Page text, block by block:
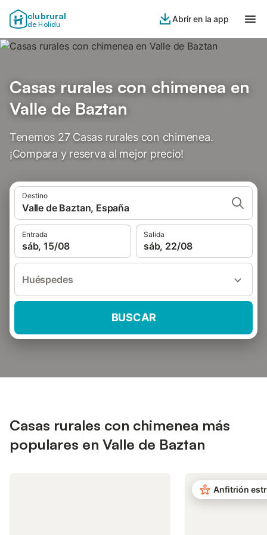
clubrural
de Holidu
Abrir en la app
Casas rurales con chimenea en
Valle de Baztan
Tenemos 27 Casas rurales con chimenea.
¡Compara y reserva al mejor precio!
Destino
Valle de Baztan, España
Entrada
sáb, 15/08
Salida
sáb, 22/08
Huéspedes
BUSCAR
Casas rurales con chimenea más
populares en Valle de Baztan
Anfitrión